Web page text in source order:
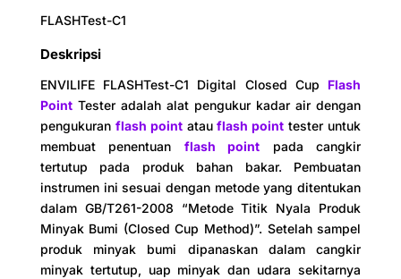
Pendinginan udara paksa
Fungsi tes mandiri
Diagnosis otomatis kegagalan instrumen
Lingkungan operasi
Suhu 10ºC -45ºC, kelembaban 30-80%
FLASHTest-C1
Deskripsi
ENVILIFE FLASHTest-C1 Digital Closed Cup Flash
PointTester adalah alat pengukur kadar air dengan
pengukuran flash pointatauflash point tester untuk
membuat penentuan flash point pada cangkir
tertutup pada produk bahan bakar. Pembuatan
instrumen ini sesuai dengan metode yang ditentukan
dalam GB/T261-2008 “Metode Titik Nyala Produk
Minyak Bumi (Closed Cup Method)”. Setelah sampel
produk minyak bumi dipanaskan dalam cangkir
minyak tertutup, uap minyak dan udara sekitarnya